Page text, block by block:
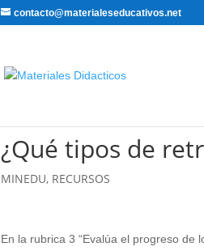
contacto@materialeseducativos.net
¿Qué tipos de
MINEDU, RECURSOS
En la rubrica 3 “Evalúa el progreso de